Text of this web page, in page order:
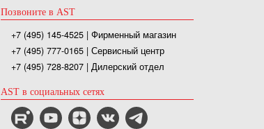
Позвоните в AST
+7 (495) 145-4525| Фирменный магазин
+7 (495) 777-0165| Сервисный центр
+7 (495) 728-8207| Дилерский отдел
AST в социальных сетях